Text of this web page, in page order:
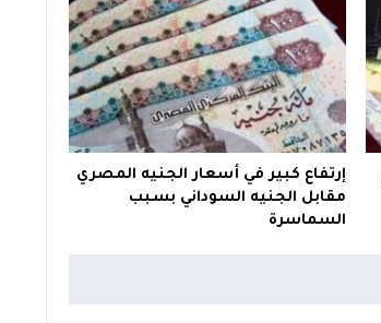
إرتفاع كبير في أسعار الجنيه المصري
مقابل الجنيه السوداني بسبب
السماسرة